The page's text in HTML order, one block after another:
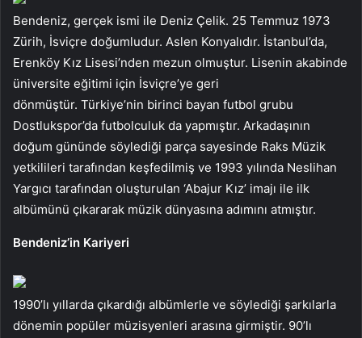
Bendeniz, gerçek ismi ile Deniz Çelik. 25 Temmuz 1973
Zürih, İsviçre doğumludur. Aslen Konyalıdır. İstanbul’da,
Erenköy Kız Lisesi’nden mezun olmuştur. Lisenin akabinde
üniversite eğitimi için İsviçre’ye geri
dönmüştür. Türkiye’nin birinci bayan futbol grubu
Dostlukspor’da futbolculuk da yapmıştır. Arkadaşının
doğum gününde söylediği parça sayesinde Raks Müzik
yetkilileri tarafından keşfedilmiş ve 1993 yılında Neslihan
Yargıcı tarafından oluşturulan ‘Abajur Kız’ imajı ile ilk
albümünü çıkararak müzik dünyasına adımını atmıştır.
Bendeniz’in Kariyeri
1990’lı yıllarda çıkardığı albümlerle ve söylediği şarkılarla
dönemin popüler müzisyenleri arasına girmiştir. 90’lı